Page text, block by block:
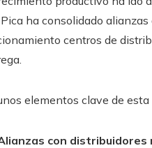
ha consolidado
centros de
elementos clave de
con distribuidores